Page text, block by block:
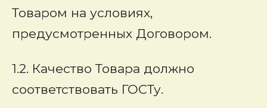
Товаром на условиях,
предусмотренных Договором.
1.2. Качество Товара должно
соответствовать ГОСТу.